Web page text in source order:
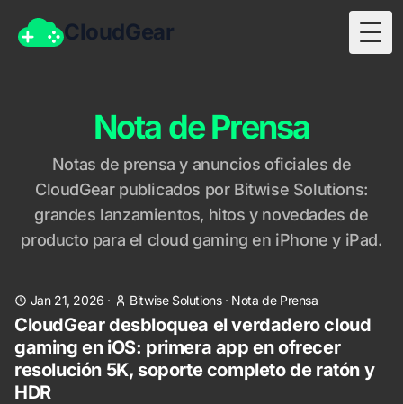
CloudGear
Nota de Prensa
Notas de prensa y anuncios oficiales de
CloudGear publicados por Bitwise Solutions:
grandes lanzamientos, hitos y novedades de
producto para el cloud gaming en iPhone y iPad.
Jan 21, 2026 · Bitwise Solutions· Nota de Prensa
CloudGear desbloquea el verdadero cloud
gaming en iOS: primera app en ofrecer
resolución 5K, soporte completo de ratón y
HDR